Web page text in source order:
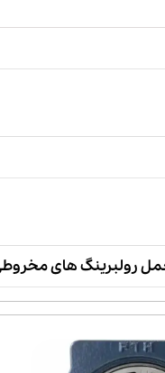
رولبرینگ های